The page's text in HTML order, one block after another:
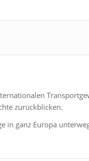
zurückblicken.
in ganz Europa